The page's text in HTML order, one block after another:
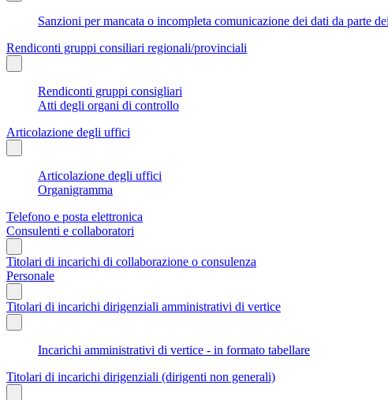
Sanzioni per mancata o incompleta comunicazione dei dati da
Rendiconti gruppi consiliari regionali/provinciali
Rendiconti gruppi consigliari
Atti degli organi di controllo
Articolazione degli uffici
Articolazione degli uffici
Organigramma
Telefono e posta elettronica
Consulenti e collaboratori
Titolari di incarichi di collaborazione o consulenza
Personale
Titolari di incarichi dirigenziali amministrativi di vertice
Incarichi amministrativi di vertice - in formato tabellare
Titolari di incarichi dirigenziali (dirigenti non generali)